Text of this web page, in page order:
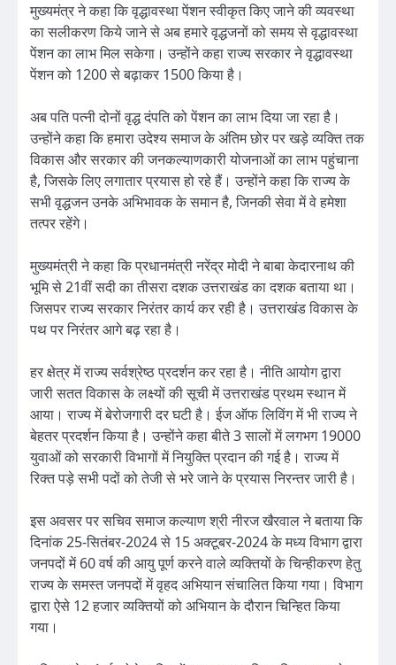
मुख्यमंत्र ने कहा कि वृद्धावस्था पेंशन स्वीकृत किए जाने की व्यवस्था
का सलीकरण किये जाने से अब हमारे वृद्धजनों को समय से वृद्धावस्था
पेंशन का लाभ मिल सकेगा। उन्होंने कहा राज्य सरकार ने वृद्धावस्था
पेंशन को 1200 से बढ़ाकर 1500 किया है।
अब पति पत्नी दोनों वृद्ध दंपति को पेंशन का लाभ दिया जा रहा है।
उन्होंने कहा कि हमारा उदेश्य समाज के अंतिम छोर पर खड़े व्यक्ति तक
विकास और सरकार की जनकल्याणकारी योजनाओं का लाभ पहुंचाना
है, जिसके लिए लगातार प्रयास हो रहे हैं। उन्होंने कहा कि राज्य के
सभी वृद्धजन उनके अभिभावक के समान है, जिनकी सेवा में वे हमेशा
तत्पर रहेंगे।
मुख्यमंत्री ने कहा कि प्रधानमंत्री नरेंद्र मोदी ने बाबा केदारनाथ की
भूमि से 21वीं सदी का तीसरा दशक उत्तराखंड का दशक बताया था।
जिसपर राज्य सरकार निरंतर कार्य कर रही है। उत्तराखंड विकास के
पथ पर निरंतर आगे बढ़ रहा है।
हर क्षेत्र में राज्य सर्वश्रेष्ठ प्रदर्शन कर रहा है। नीति आयोग द्वारा
जारी सतत विकास के लक्ष्यों की सूची में उत्तराखंड प्रथम स्थान में
आया। राज्य में बेरोजगारी दर घटी है। ईज ऑफ लिविंग में भी राज्य ने
बेहतर प्रदर्शन किया है। उन्होंने कहा बीते 3 सालों में लगभग 19000
युवाओं को सरकारी विभागों में नियुक्ति प्रदान की गई है। राज्य में
रिक्त पड़े सभी पदों को तेजी से भरे जाने के प्रयास निरन्तर जारी है।
इस अवसर पर सचिव समाज कल्याण श्री नीरज खैरवाल ने बताया कि
दिनांक 25-सितंबर-2024 से 15 अक्टूबर-2024 के मध्य विभाग द्वारा
जनपदों में 60 वर्ष की आयु पूर्ण करने वाले व्यक्तियों के चिन्हीकरण हेतु
राज्य के समस्त जनपदों में वृहद अभियान संचालित किया गया। विभाग
द्वारा ऐसे 12 हजार व्यक्तियों को अभियान के दौरान चिन्हित किया
गया।